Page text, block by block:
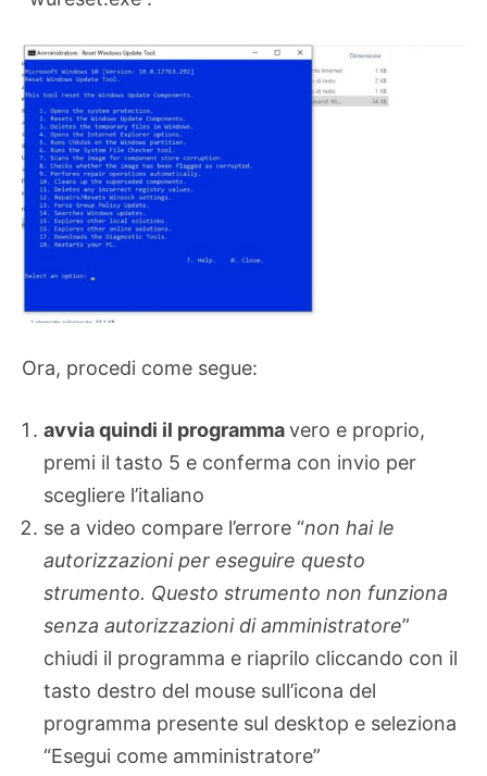
Ora, procedi come segue:
avvia quindi il programmavero e proprio,
premi il tasto 5 e conferma con invio per
scegliere l’italiano
se a video compare l’errore “non hai le
autorizzazioni per eseguire questo
strumento. Questo strumento non funziona
senza autorizzazioni di amministratore”
chiudi il programma e riaprilo cliccando con il
tasto destro del mouse sull’icona del
programma presente sul desktop e seleziona
“Esegui come amministratore”